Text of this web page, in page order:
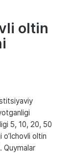
oltin
5, 10, 20, 50
oltin
Quymalar